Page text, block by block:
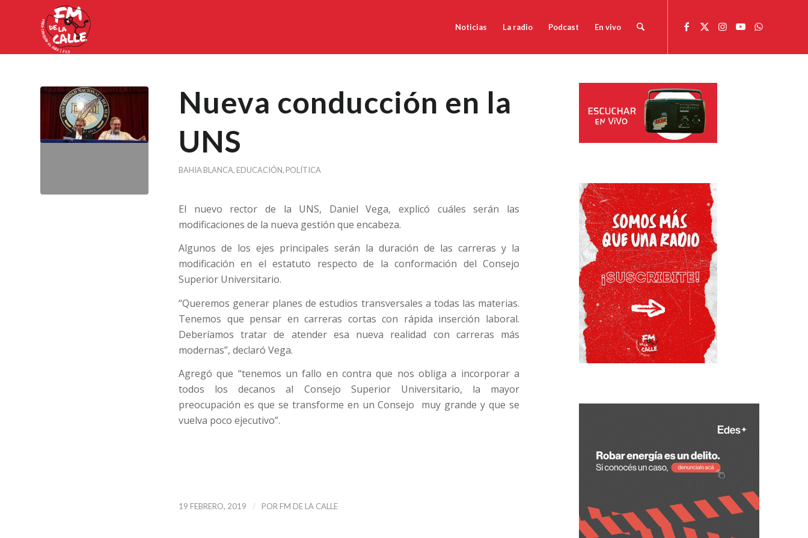
Noticias La radio Podcast En vivo
Nueva conducción en la
UNS
BAHIA BLANCA, EDUCACIÓN, POLÍTICA
El nuevo rector de la UNS, Daniel Vega, explicó cuáles serán las
modificaciones de la nueva gestión que encabeza.
Algunos de los ejes principales serán la duración de las carreras y la
modificación en el estatuto respecto de la conformación del Consejo
Superior Universitario.
“Queremos generar planes de estudios transversales a todas las materias.
Tenemos que pensar en carreras cortas con rápida inserción laboral.
Deberíamos tratar de atender esa nueva realidad con carreras más
modernas”, declaró Vega.
Agregó que “tenemos un fallo en contra que nos obliga a incorporar a
todos los decanos al Consejo Superior Universitario, la mayor
preocupación es que se transforme en un Consejo muy grande y que se
vuelva poco ejecutivo”.
19 FEBRERO, 2019 / POR FM DE LA CALLE